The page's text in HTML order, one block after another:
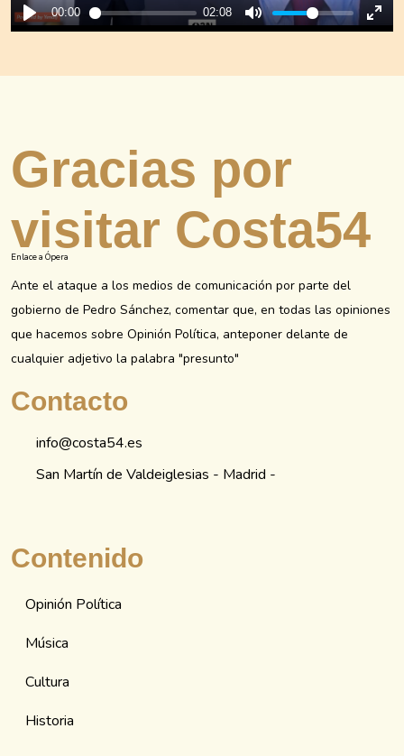
Enlace a Ópera
Gracias por
visitar Costa54
Ante el ataque a los medios de comunicación por parte del
gobierno de Pedro Sánchez, comentar que, en todas las opiniones
que hacemos sobre Opinión Política, anteponer delante de
cualquier adjetivo la palabra "presunto"
Contacto
info@costa54.es
San Martín de Valdeiglesias - Madrid -
Contenido
Opinión Política
Música
Cultura
Historia